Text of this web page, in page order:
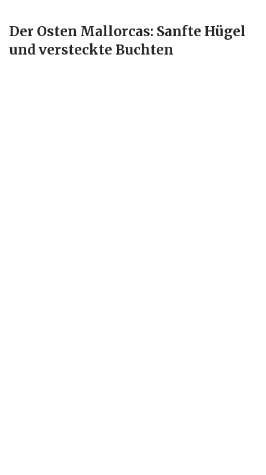
Der Osten Mallorcas: Sanfte Hügel
und versteckte Buchten